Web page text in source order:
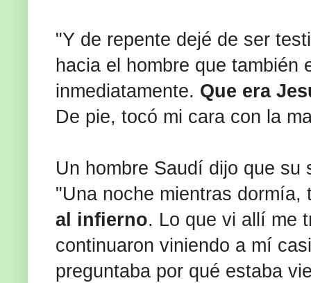
"Y de repente dejé de ser
hacia el hombre que
inmediatamente. Que era
De pie, tocó mi cara con la
Un hombre Saudí dijo que
"Una noche mientras
al infierno. Lo que vi allí me
continuaron viniendo a mí
preguntaba por qué estaba